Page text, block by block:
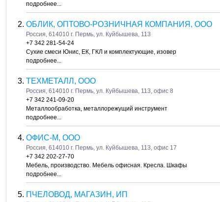
подробнее...
ОБЛИК, ОПТОВО-РОЗНИЧНАЯ КОМПАНИЯ, ООО
Россия, 614010 г. Пермь, ул. Куйбышева, 113
+7 342 281-54-24
Сухие смеси Юнис, ЕК, ГКЛ и комплектующие, изовер
подробнее...
ТЕХМЕТАЛЛ, ООО
Россия, 614010 г. Пермь, ул. Куйбышева, 113, офис 8
+7 342 241-09-20
Металлообработка, металлорежущий инструмент
подробнее...
ОФИС-М, ООО
Россия, 614010 г. Пермь, ул. Куйбышева, 113, офис 17
+7 342 202-27-70
Мебель, производство. Мебель офисная. Кресла. Шкафы
подробнее...
ПЧЕЛОВОД, МАГАЗИН, ИП